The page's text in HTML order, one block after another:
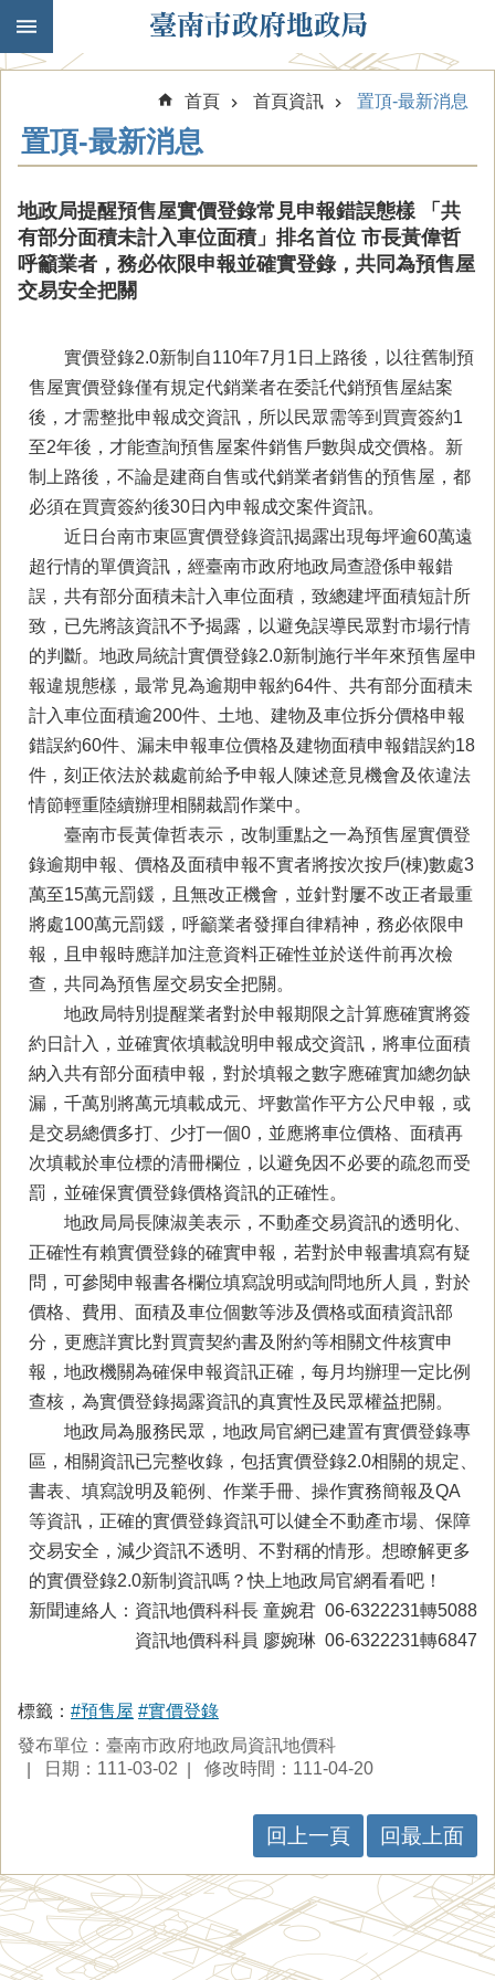
跳到主要內容區塊
首頁 首頁資訊 置頂-最新消息
置頂-最新消息
地政局提醒預售屋實價登錄常見申報錯誤態樣 「共
有部分面積未計入車位面積」排名首位 市長黃偉哲
呼籲業者，務必依限申報並確實登錄，共同為預售屋
交易安全把關
實價登錄2.0新制自110年7月1日上路後，以往舊制預
售屋實價登錄僅有規定代銷業者在委託代銷預售屋結案
後，才需整批申報成交資訊，所以民眾需等到買賣簽約1
至2年後，才能查詢預售屋案件銷售戶數與成交價格。新
制上路後，不論是建商自售或代銷業者銷售的預售屋，都
必須在買賣簽約後30日內申報成交案件資訊。
近日台南市東區實價登錄資訊揭露出現每坪逾60萬遠
超行情的單價資訊，經臺南市政府地政局查證係申報錯
誤，共有部分面積未計入車位面積，致總建坪面積短計所
致，已先將該資訊不予揭露，以避免誤導民眾對市場行情
的判斷。地政局統計實價登錄2.0新制施行半年來預售屋申
報違規態樣，最常見為逾期申報約64件、共有部分面積未
計入車位面積逾200件、土地、建物及車位拆分價格申報
錯誤約60件、漏未申報車位價格及建物面積申報錯誤約18
件，刻正依法於裁處前給予申報人陳述意見機會及依違法
情節輕重陸續辦理相關裁罰作業中。
臺南市長黃偉哲表示，改制重點之一為預售屋實價登
錄逾期申報、價格及面積申報不實者將按次按戶(棟)數處3
萬至15萬元罰鍰，且無改正機會，並針對屢不改正者最重
將處100萬元罰鍰，呼籲業者發揮自律精神，務必依限申
報，且申報時應詳加注意資料正確性並於送件前再次檢
查，共同為預售屋交易安全把關。
地政局特別提醒業者對於申報期限之計算應確實將簽
約日計入，並確實依填載說明申報成交資訊，將車位面積
納入共有部分面積申報，對於填報之數字應確實加總勿缺
漏，千萬別將萬元填載成元、坪數當作平方公尺申報，或
是交易總價多打、少打一個0，並應將車位價格、面積再
次填載於車位標的清冊欄位，以避免因不必要的疏忽而受
罰，並確保實價登錄價格資訊的正確性。
地政局局長陳淑美表示，不動產交易資訊的透明化、
正確性有賴實價登錄的確實申報，若對於申報書填寫有疑
問，可參閱申報書各欄位填寫說明或詢問地所人員，對於
價格、費用、面積及車位個數等涉及價格或面積資訊部
分，更應詳實比對買賣契約書及附約等相關文件核實申
報，地政機關為確保申報資訊正確，每月均辦理一定比例
查核，為實價登錄揭露資訊的真實性及民眾權益把關。
地政局為服務民眾，地政局官網已建置有實價登錄專
區，相關資訊已完整收錄，包括實價登錄2.0相關的規定、
書表、填寫說明及範例、作業手冊、操作實務簡報及QA
等資訊，正確的實價登錄資訊可以健全不動產市場、保障
交易安全，減少資訊不透明、不對稱的情形。想瞭解更多
的實價登錄2.0新制資訊嗎？快上地政局官網看看吧！
新聞連絡人：資訊地價科科長 童婉君 06-6322231轉5088
資訊地價科科員 廖婉琳 06-6322231轉6847
標籤： #預售屋 #實價登錄
發布單位：臺南市政府地政局資訊地價科
日期：111-03-02
修改時間：111-04-20
回上一頁 回最上面